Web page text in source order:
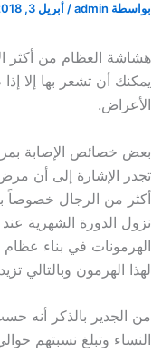
بواسطة admin
/ أبريل 3, 2018
هشاشة العظام من أكثر
يمكنك أن تشعر بها إلا
الأعراض.
بعض خصائص الإصابة
تجدر الإشارة إلى أن
أكثر من الرجال خصوصاً
نزول الدورة الشهرية
الهرمونات في بناء عظام
لهذا الهرمون وبالتالي
من الجدير بالذكر أنه